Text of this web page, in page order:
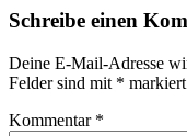
Schreibe einen
Deine E-Mail-Adresse
Felder sind mit * markiert
Kommentar *